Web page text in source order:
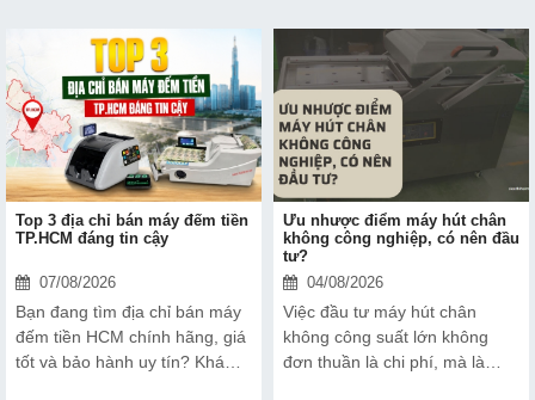
Top 3 địa chỉ bán máy đếm tiền
TP.HCM đáng tin cậy
07/08/2026
Bạn đang tìm địa chỉ bán máy
đếm tiền HCM chính hãng, giá
tốt và bảo hành uy tín? Khám
Ưu nhược điểm máy hút chân
không công nghiệp, có nên đầu
tư?
04/08/2026
Việc đầu tư máy hút chân
không công suất lớn không
đơn thuần là chi phí, mà là